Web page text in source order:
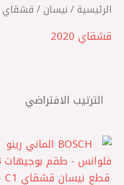
الرئيسية/ نيسان/ قشقاي 2020
قشقاي 2020